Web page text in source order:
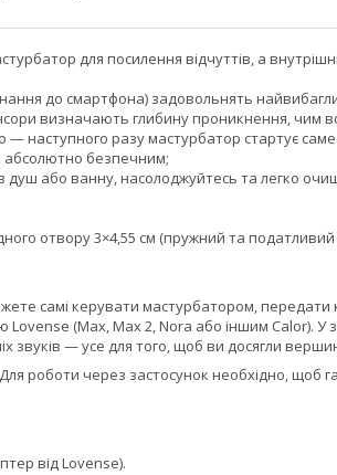
для посилення відчуттів, а
до смартфона) задовольнять
визначають глибину проникнення, чим
наступного разу мастурбатор стартує саме
абсолютно безпечним;
душ або ванну, насолоджуйтесь та легко
отвору 3×4,55 см (пружний та
самі керувати мастурбатором,
Lovense (Max, Max 2, Nora або іншим Calor).
звуків — усе для того, щоб ви досягли
роботи через застосунок необхідно, щоб
від Lovense).